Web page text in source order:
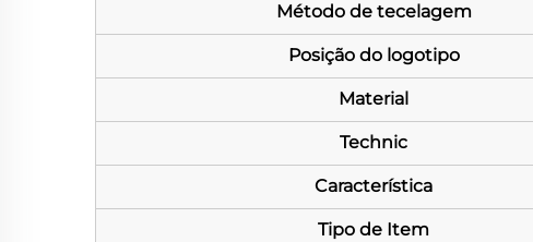
Método de tecelagem
Posição do logotipo
Material
Technic
Característica
Tipo de Item